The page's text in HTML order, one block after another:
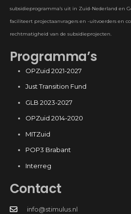
subsidieprogramma’s uit in Zuid-Nederland en
faciliteert projectaanvragers en -uitvoerders en
rechtmatigheid van de subsidieprojecten.
Programma’s
OPZuid 2021-2027
Just Transition Fund
GLB 2023-2027
OPZuid 2014-2020
MITZuid
POP3 Brabant
Interreg
Contact
info@stimulus.nl